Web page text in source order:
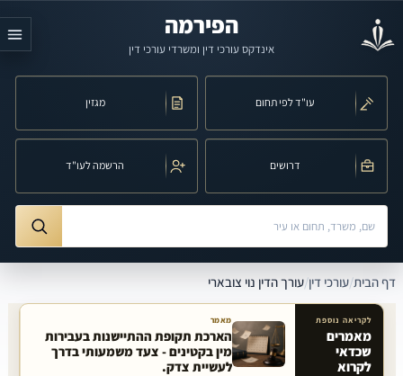
הפירמה
אינדקס עורכי דין ומשרדי עורכי דין
עו"ד לפי תחום מגזין
דרושים הרשמה לעו"ד
חיפוש לפי שם, משרד, תחום משפט או עיר
דף הבית/עורכי דין/עורך הדין נוי צובארי
מאמרים קשורים באתר
לקריאה נוספת
מאמרים
שכדאי
לקרוא
מאמר
הארכת תקופת ההתיישנות בעבירות
מין בקטינים - צעד משמעותי בדרך
לעשיית צדק.